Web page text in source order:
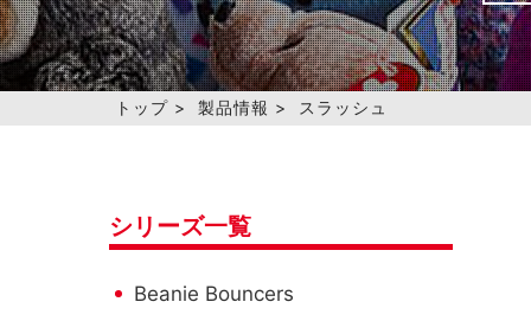
トップ > 製品情報 > スラッシュ
シリーズ一覧
Beanie Bouncers